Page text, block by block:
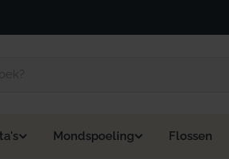
Mondspoeling Flossen